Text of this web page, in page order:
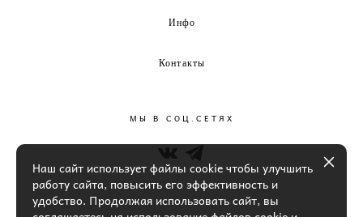
Инфо
Контакты
МЫ В СОЦ.СЕТЯХ
Наш сайт использует файлы cookie чтобы улучшить
работу сайта, повысить его эффективность и
удобство. Продолжая использовать сайт, вы